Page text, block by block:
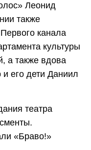
Леонид
также
канала
культуры
а также вдова
его дети Даниил
театра
«Браво!»